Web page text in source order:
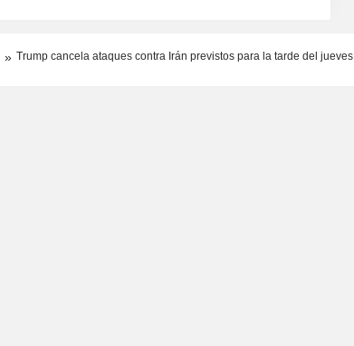
Trump cancela ataques contra Irán previstos para la tarde del jueves